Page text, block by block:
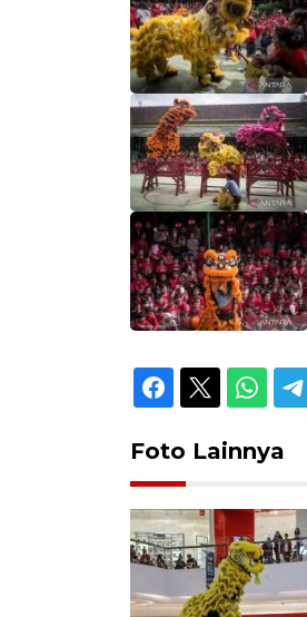
Foto Lainnya